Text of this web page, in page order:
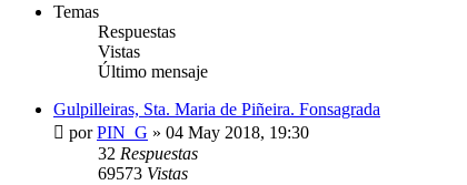
Temas
Respuestas
Vistas
Último mensaje
Gulpilleiras, Sta. Maria de Piñeira. Fonsagrada
porPIN_G » 04 May 2018, 19:30
32 Respuestas
69573 Vistas